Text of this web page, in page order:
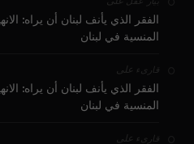
الفقر الذي يأنف لبنان أن يراه:
المنسية في لبنان
قارىء على
الفقر الذي يأنف لبنان أن يراه:
المنسية في لبنان
قارىء على